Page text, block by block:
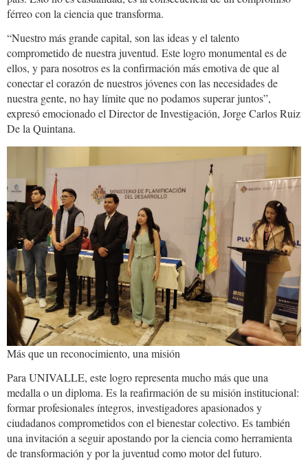
férreo con la ciencia que transforma.
“Nuestro más grande capital, son las ideas y el talento
comprometido de nuestra juventud. Este logro monumental es de
ellos, y para nosotros es la confirmación más emotiva de que al
conectar el corazón de nuestros jóvenes con las necesidades de
nuestra gente, no hay límite que no podamos superar juntos”,
expresó emocionado el Director de Investigación, Jorge Carlos Ruiz
De la Quintana.
1bebd501-
7573-
4669-
8031-
be92e2376e66.JPG
Más que un reconocimiento, una misión
Para UNIVALLE, este logro representa mucho más que una
medalla o un diploma. Es la reafirmación de su misión institucional:
formar profesionales íntegros, investigadores apasionados y
ciudadanos comprometidos con el bienestar colectivo. Es también
una invitación a seguir apostando por la ciencia como herramienta
de transformación y por la juventud como motor del futuro.